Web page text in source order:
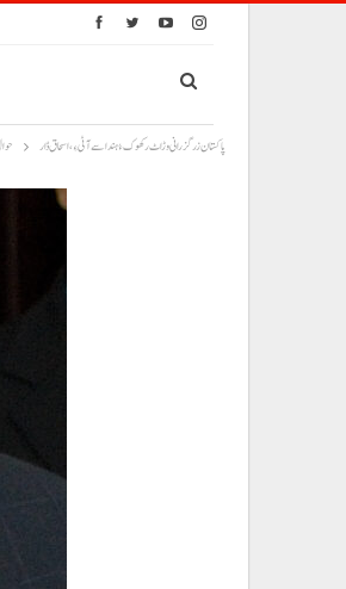
پاکستان زرگزرانی وڑاٹ رکھوک ءُ ہند اسے آٹی ءِ، اسحاق ڈار